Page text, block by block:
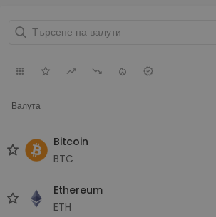
Валута
Bitcoin
BTC
Ethereum
ETH